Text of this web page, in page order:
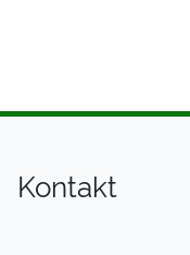
Kontakt